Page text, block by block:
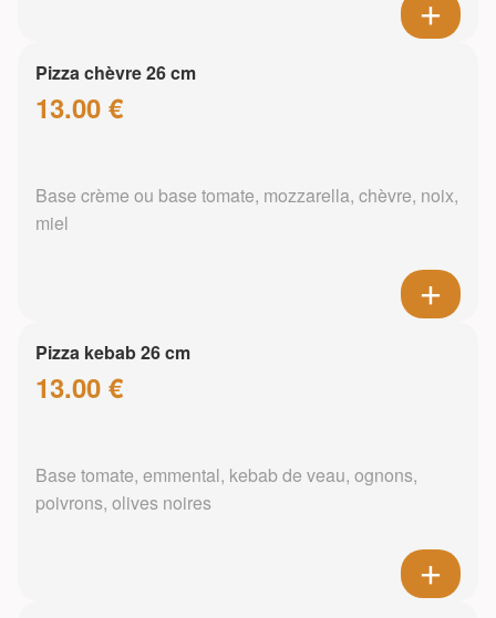
Pizza chèvre 26 cm
13.00 €
Base crème ou base tomate, mozzarella, chèvre, noix,
miel
Pizza kebab 26 cm
13.00 €
Base tomate, emmental, kebab de veau, ognons,
poivrons, olives noires